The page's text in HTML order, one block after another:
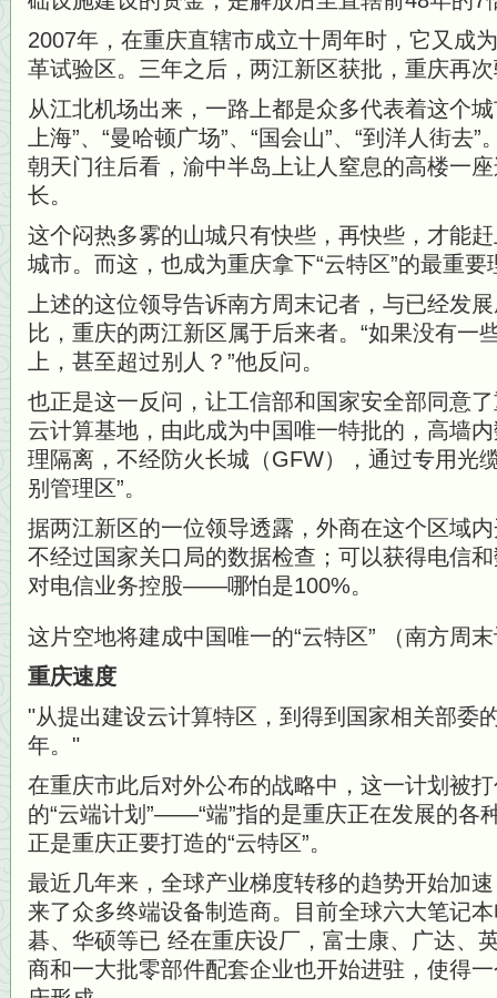
2007年，在重庆直辖市成立十周年时，它又成
革试验区。三年之后，两江新区获批，重庆再
从江北机场出来，一路上都是众多代表着这个
上海”、“曼哈顿广场”、“国会山”、“到洋人街
朝天门往后看，渝中半岛上让人窒息的高楼一
长。
这个闷热多雾的山城只有快些，再快些，才能
城市。而这，也成为重庆拿下“云特区”的最重要
上述的这位领导告诉南方周末记者，与已经发
比，重庆的两江新区属于后来者。“如果没有一
上，甚至超过别人？”他反问。
也正是这一反问，让工信部和国家安全部同意
云计算基地，由此成为中国唯一特批的，高墙
理隔离，不经防火长城（GFW），通过专用光
别管理区”。
据两江新区的一位领导透露，外商在这个区域
不经过国家关口局的数据检查；可以获得电信
对电信业务控股——哪怕是100%。
这片空地将建成中国唯一的“云特区” （南方周
重庆速度
从提出建设云计算特区，到得到国家相关部委
年。
在重庆市此后对外公布的战略中，这一计划被
的“云端计划”——“端”指的是重庆正在发展的各
正是重庆正要打造的“云特区”。
最近几年来，全球产业梯度转移的趋势开始加
来了众多终端设备制造商。目前全球六大笔记
碁、华硕等已 经在重庆设厂，富士康、广达、
商和一大批零部件配套企业也开始进驻，使得